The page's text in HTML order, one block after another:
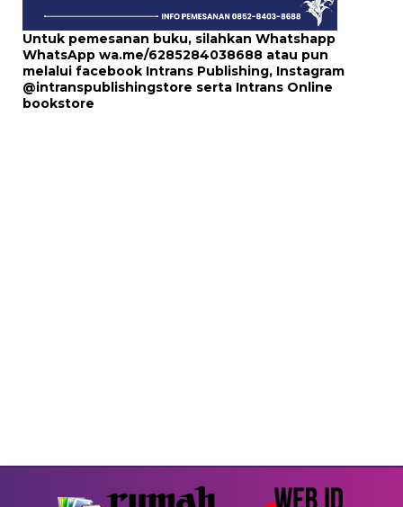
Untuk pemesanan buku, silahkan Whatshapp
WhatsApp wa.me/6285284038688 atau pun
melalui facebook Intrans Publishing, Instagram
@intranspublishingstore serta Intrans Online
bookstore